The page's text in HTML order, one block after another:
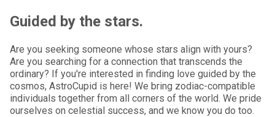
Guided by the stars.
Are you seeking someone whose stars align with yours?
Are you searching for a connection that transcends the
ordinary? If you're interested in finding love guided by the
cosmos, AstroCupid is here! We bring zodiac-compatible
individuals together from all corners of the world. We pride
ourselves on celestial success, and we know you do too.